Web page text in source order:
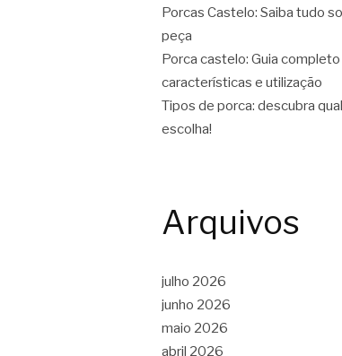
Porcas Castelo: Saiba tudo
peça
Porca castelo: Guia
características e utilização
Tipos de porca: descubra
escolha!
Arquivos
julho 2026
junho 2026
maio 2026
abril 2026